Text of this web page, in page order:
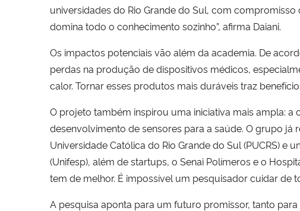
universidades do Rio Grande do Sul, com
domina todo o conhecimento sozinho”, afirma Daiani.
Os impactos potenciais vão além da academia. De
perdas na produção de dispositivos médicos,
calor. Tornar esses produtos mais duráveis traz
O projeto também inspirou uma iniciativa mais ampla:
desenvolvimento de sensores para a saúde. O grupo já
Universidade Católica do Rio Grande do Sul (PUCRS) e
(Unifesp), além de startups, o Senai Polímeros e o
tem de melhor. É impossível um pesquisador cuidar de
A pesquisa aponta para um futuro promissor, tanto